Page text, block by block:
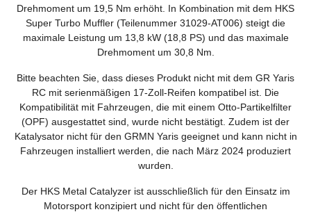
Drehmoment um 19,5 Nm erhöht. In Kombination mit dem HKS
Super Turbo Muffler (Teilenummer 31029-AT006) steigt die
maximale Leistung um 13,8 kW (18,8 PS) und das maximale
Drehmoment um 30,8 Nm.
Bitte beachten Sie, dass dieses Produkt nicht mit dem GR Yaris
RC mit serienmäßigen 17-Zoll-Reifen kompatibel ist. Die
Kompatibilität mit Fahrzeugen, die mit einem Otto-Partikelfilter
(OPF) ausgestattet sind, wurde nicht bestätigt. Zudem ist der
Katalysator nicht für den GRMN Yaris geeignet und kann nicht in
Fahrzeugen installiert werden, die nach März 2024 produziert
wurden.
Der HKS Metal Catalyzer ist ausschließlich für den Einsatz im
Motorsport konzipiert und nicht für den öffentlichen